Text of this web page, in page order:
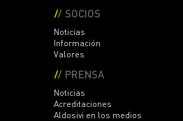
SOCIOS
Noticias
Información
Valores
PRENSA
Noticias
Acreditaciones
Aldosivi en los medios